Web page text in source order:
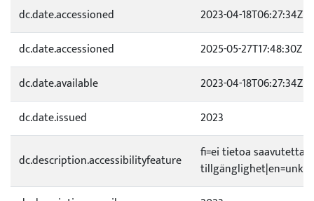
dc.date.accessioned
2023-04-18T06:27:34Z
dc.date.accessioned
2025-05-27T17:48:30Z
dc.date.available
2023-04-18T06:27:34Z
dc.date.issued
2023
dc.description.accessibilityfeature
fi=ei tietoa